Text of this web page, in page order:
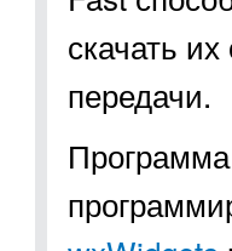
скачать
передачи.